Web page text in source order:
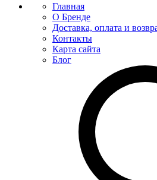
Главная
О Бренде
Доставка, оплата и
Контакты
Карта сайта
Блог